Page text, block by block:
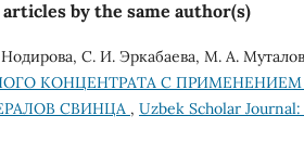
by the same author(s)
С. И. Эркабаева, М. A.
КОНЦЕНТРАТА С ПРИМЕНЕНИЕМ
СВИНЦА , Uzbek Scholar Journal: